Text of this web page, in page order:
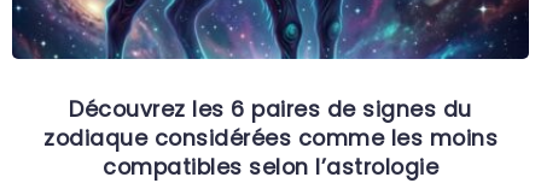
Découvrez les 6 paires de signes du
zodiaque considérées comme les moins
compatibles selon l’astrologie